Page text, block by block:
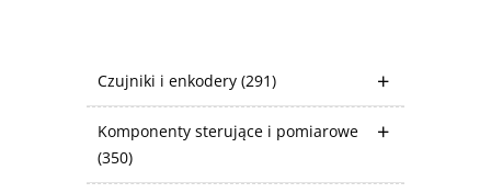
Czujniki i enkodery (291)
Komponenty sterujące i pomiarowe
(350)